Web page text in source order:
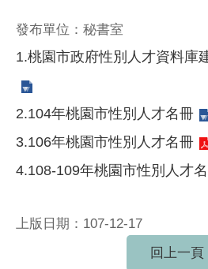
發布單位：秘書室
1.桃園市政府性別人才資料庫
2.104年桃園市性別人才名冊
3.106年桃園市性別人才名冊
4.108-109年桃園市性別人才
上版日期：107-12-17
回上一頁